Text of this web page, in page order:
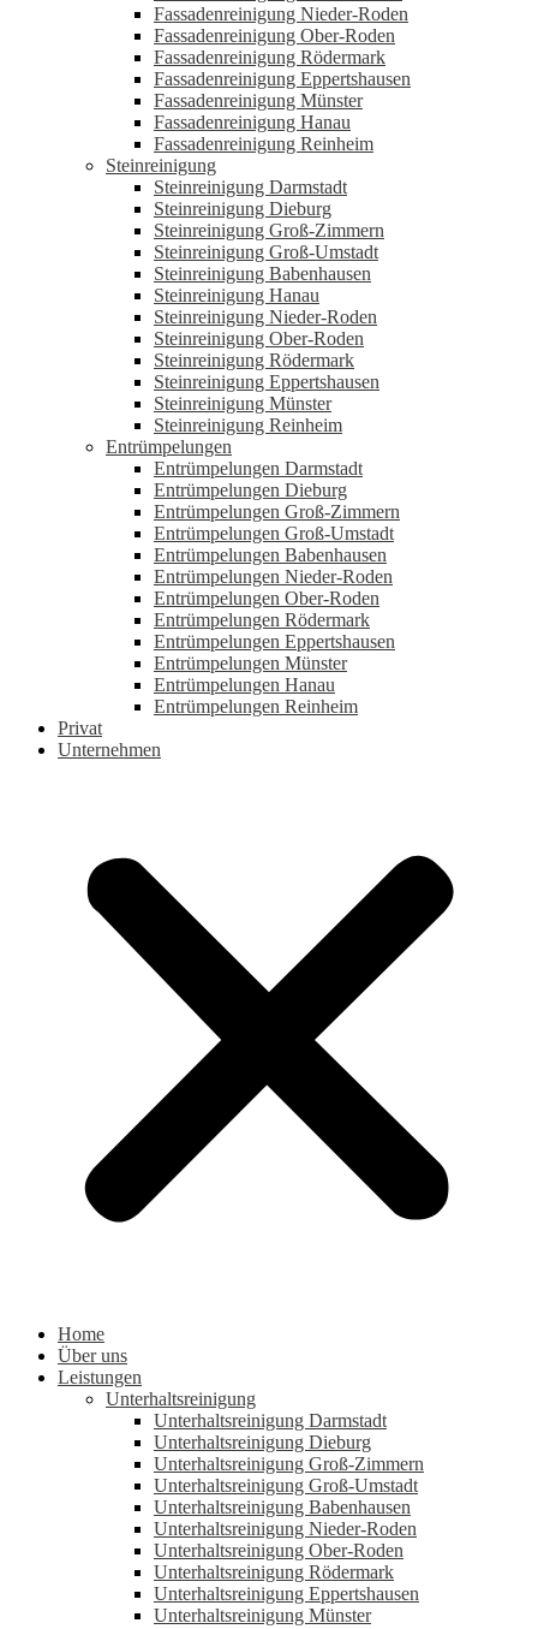
Fassadenreinigung Nieder-Roden
Fassadenreinigung Ober-Roden
Fassadenreinigung Rödermark
Fassadenreinigung Eppertshausen
Fassadenreinigung Münster
Fassadenreinigung Hanau
Fassadenreinigung Reinheim
Steinreinigung
Steinreinigung Darmstadt
Steinreinigung Dieburg
Steinreinigung Groß-Zimmern
Steinreinigung Groß-Umstadt
Steinreinigung Babenhausen
Steinreinigung Hanau
Steinreinigung Nieder-Roden
Steinreinigung Ober-Roden
Steinreinigung Rödermark
Steinreinigung Eppertshausen
Steinreinigung Münster
Steinreinigung Reinheim
Entrümpelungen
Entrümpelungen Darmstadt
Entrümpelungen Dieburg
Entrümpelungen Groß-Zimmern
Entrümpelungen Groß-Umstadt
Entrümpelungen Babenhausen
Entrümpelungen Nieder-Roden
Entrümpelungen Ober-Roden
Entrümpelungen Rödermark
Entrümpelungen Eppertshausen
Entrümpelungen Münster
Entrümpelungen Hanau
Entrümpelungen Reinheim
Privat
Unternehmen
Home
Über uns
Leistungen
Unterhaltsreinigung
Unterhaltsreinigung Darmstadt
Unterhaltsreinigung Dieburg
Unterhaltsreinigung Groß-Zimmern
Unterhaltsreinigung Groß-Umstadt
Unterhaltsreinigung Babenhausen
Unterhaltsreinigung Nieder-Roden
Unterhaltsreinigung Ober-Roden
Unterhaltsreinigung Rödermark
Unterhaltsreinigung Eppertshausen
Unterhaltsreinigung Münster